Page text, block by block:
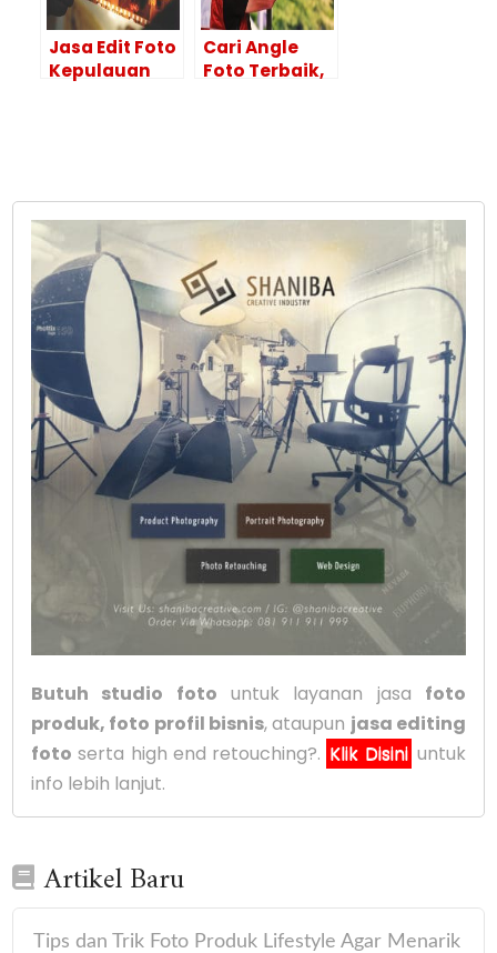
Jasa Edit Foto
Kepulauan
Cari Angle
Foto Terbaik,
Butuh studio foto untuk layanan jasa foto
produk, foto profil bisnis, ataupun jasa editing
foto serta high end retouching?. Klik Disini untuk
info lebih lanjut.
Artikel Baru
Tips dan Trik Foto Produk Lifestyle Agar Menarik